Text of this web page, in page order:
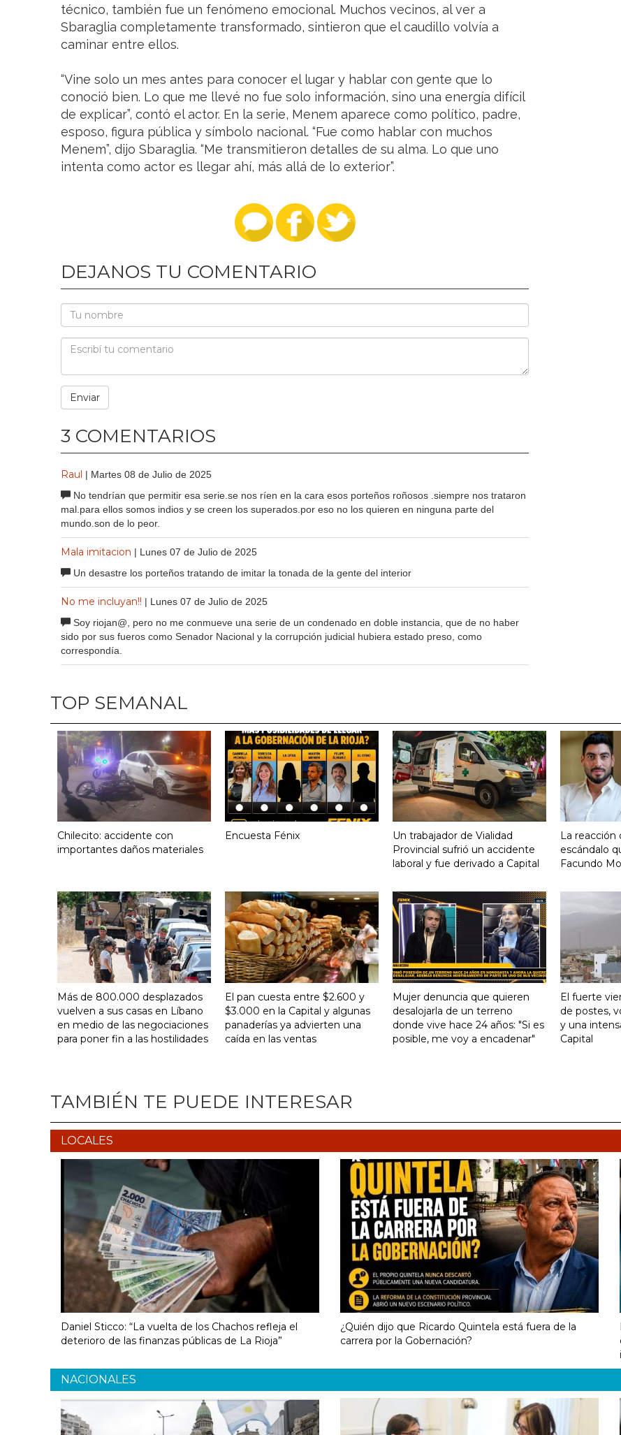
técnico, también fue un fenómeno emocional. Muchos vecinos, al ver a
Sbaraglia completamente transformado, sintieron que el caudillo volvía a
caminar entre ellos.
“Vine solo un mes antes para conocer el lugar y hablar con gente que lo
conoció bien. Lo que me llevé no fue solo información, sino una energía difícil
de explicar”, contó el actor. En la serie, Menem aparece como político, padre,
esposo, figura pública y símbolo nacional. “Fue como hablar con muchos
Menem”, dijo Sbaraglia. “Me transmitieron detalles de su alma. Lo que uno
intenta como actor es llegar ahí, más allá de lo exterior”.
DEJANOS TU COMENTARIO
3 COMENTARIOS
Raul | Martes 08 de Julio de 2025
No tendrían que permitir esa serie.se nos ríen en la cara esos porteños roñosos .siempre nos trataron
mal.para ellos somos indios y se creen los superados.por eso no los quieren en ninguna parte del
mundo.son de lo peor.
Mala imitacion | Lunes 07 de Julio de 2025
Un desastre los porteños tratando de imitar la tonada de la gente del interior
No me incluyan!! | Lunes 07 de Julio de 2025
Soy riojan@, pero no me conmueve una serie de un condenado en doble instancia, que de no haber
sido por sus fueros como Senador Nacional y la corrupción judicial hubiera estado preso, como
correspondía.
TOP SEMANAL
Chilecito: accidente con
importantes daños materiales
Encuesta Fénix
Un trabajador de Vialidad
Provincial sufrió un accidente
laboral y fue derivado a Capital
La reacción
escándalo
Facundo
Más de 800.000 desplazados
vuelven a sus casas en Líbano
en medio de las negociaciones
para poner fin a las hostilidades
El pan cuesta entre $2.600 y
$3.000 en la Capital y algunas
panaderías ya advierten una
caída en las ventas
Mujer denuncia que quieren
desalojarla de un terreno
donde vive hace 24 años: "Si es
posible, me voy a encadenar"
El fuerte
de postes,
y una
Capital
TAMBIÉN TE PUEDE INTERESAR
LOCALES
Daniel Sticco: “La vuelta de los Chachos refleja el
deterioro de las finanzas públicas de La Rioja”
¿Quién dijo que Ricardo Quintela está fuera de la
carrera por la Gobernación?
NACIONALES